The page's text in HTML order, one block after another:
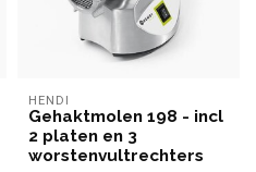
HENDI
Gehaktmolen 198 - incl
2 platen en 3
worstenvultrechters